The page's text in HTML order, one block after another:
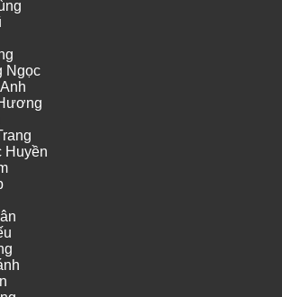
Ngọc
Huyền